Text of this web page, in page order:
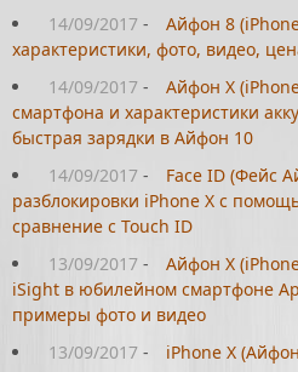
14/09/2017 -
Айфон 8
характеристики, фото, видео,
14/09/2017 -
Айфон Х
смартфона и характеристики
быстрая зарядки в Айфон 10
14/09/2017 -
Face ID (Фейс
разблокировки iPhone X с
сравнение с Touch ID
13/09/2017 -
Айфон Х
iSight в юбилейном смартфоне
примеры фото и видео
13/09/2017 -
iPhone X